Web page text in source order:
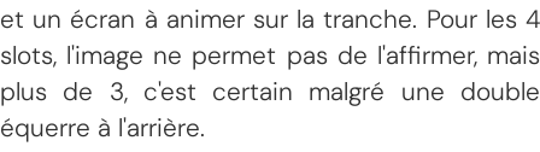
et un écran à animer sur la tranche. Pour les 4
slots, l'image ne permet pas de l'affirmer, mais
plus de 3, c'est certain malgré une double
équerre à l'arrière.